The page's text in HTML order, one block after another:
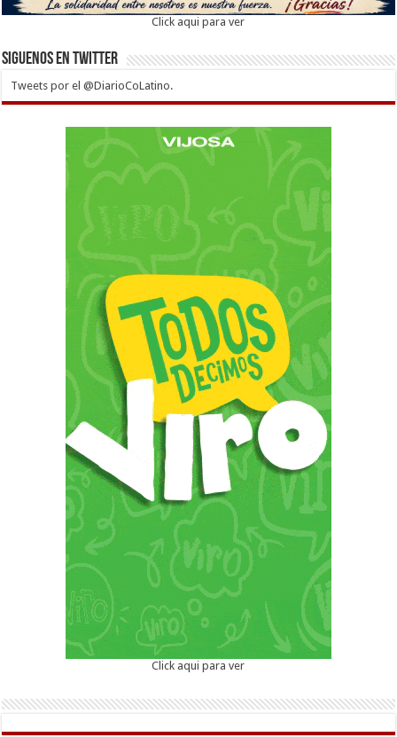
Click aqui para ver
Siguenos en twitter
Tweets por el @DiarioCoLatino.
Click aqui para ver